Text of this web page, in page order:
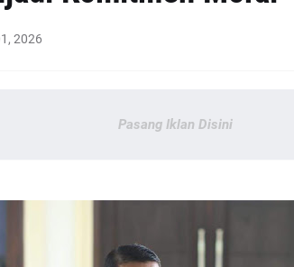
2026
Pasang Iklan Disini